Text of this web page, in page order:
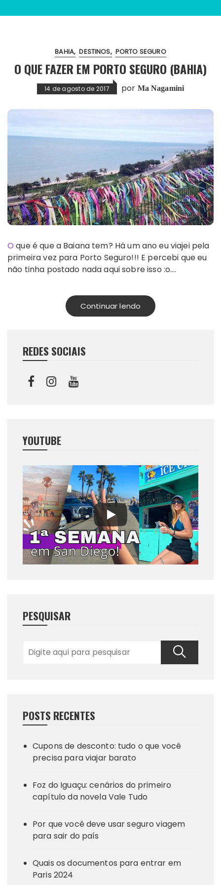
BAHIA DESTINOS PORTO SEGURO
O QUE FAZER EM PORTO SEGURO (BAHIA)
14 de agosto de 2017 por Ma Nagamini
O que é que a Baiana tem? Há um ano eu viajei pela
primeira vez para Porto Seguro!!! E percebi que eu
não tinha postado nada aqui sobre isso :o….
Continuar lendo
REDES SOCIAIS
YOUTUBE
PESQUISAR
POSTS RECENTES
Cupons de desconto: tudo o que você
precisa para viajar barato
Foz do Iguaçu: cenários do primeiro
capítulo da novela Vale Tudo
Por que você deve usar seguro viagem
para sair do país
Quais os documentos para entrar em
Paris 2024